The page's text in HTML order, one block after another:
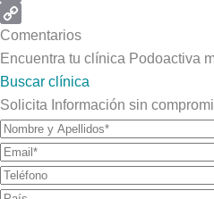
Email
Copy
Link
Comentarios
Encuentra tu clínica Podoactiva
Buscar clínica
Solicita Información sin